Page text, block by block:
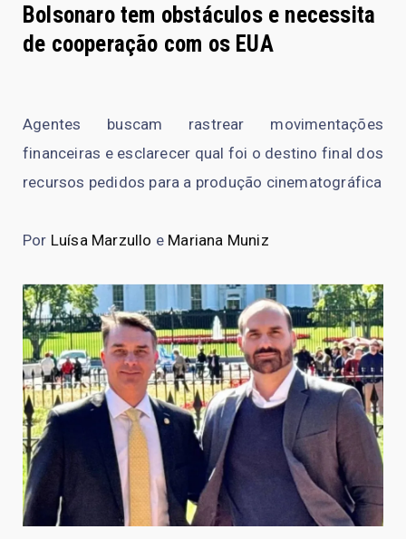
Bolsonaro tem obstáculos e necessita
de cooperação com os EUA
Agentes buscam rastrear movimentações
financeiras e esclarecer qual foi o destino final dos
recursos pedidos para a produção cinematográfica
Por Luísa Marzullo e Mariana Muniz